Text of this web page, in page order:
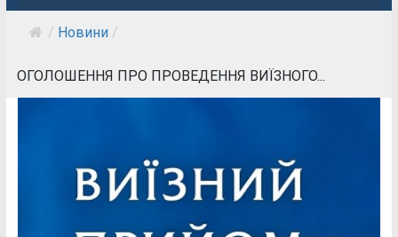
/ Новини /
ОГОЛОШЕННЯ ПРО ПРОВЕДЕННЯ ВИЇЗНОГО...